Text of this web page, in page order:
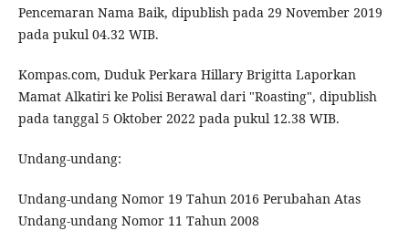
Pencemaran Nama Baik, dipublish pada 29 November 2019
pada pukul 04.32 WIB.
Kompas.com, Duduk Perkara Hillary Brigitta Laporkan
Mamat Alkatiri ke Polisi Berawal dari "Roasting", dipublish
pada tanggal 5 Oktober 2022 pada pukul 12.38 WIB.
Undang-undang:
Undang-undang Nomor 19 Tahun 2016 Perubahan Atas
Undang-undang Nomor 11 Tahun 2008